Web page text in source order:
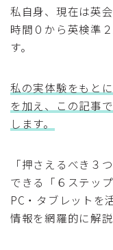
英検５級
読み聞かせ
自宅英語教材
子ども英会話講師
子ども英会話の悩
私自身、現在は英
時間０から英検準
す。
私の実体験をもと
を加え、この記事
します。
「押さえるべき３
できる「６ステッ
PC・タブレットを
情報を網羅的に解説